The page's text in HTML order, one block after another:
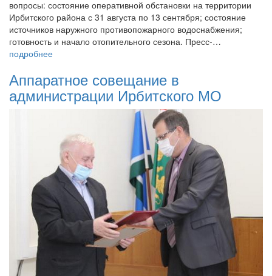
вопросы: состояние оперативной обстановки на территории
Ирбитского района с 31 августа по 13 сентября; состояние
источников наружного противопожарного водоснабжения;
готовность и начало отопительного сезона. Пресс-…
подробнее
Аппаратное совещание в
администрации Ирбитского МО